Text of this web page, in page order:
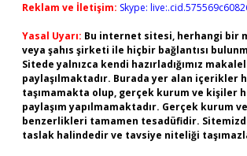
Reklam ve İletişim: Skype:
Yasal Uyarı: Bu internet sitesi, herhangi bir
veya şahıs şirketi ile hiçbir bağlantısı
Sitede yalnızca kendi hazırladığımız
paylaşılmaktadır. Burada yer alan içerikler
taşımamakta olup, gerçek kurum ve kişiler
paylaşım yapılmamaktadır. Gerçek kurum
benzerlikleri tamamen tesadüfidir.
taslak halindedir ve tavsiye niteliği